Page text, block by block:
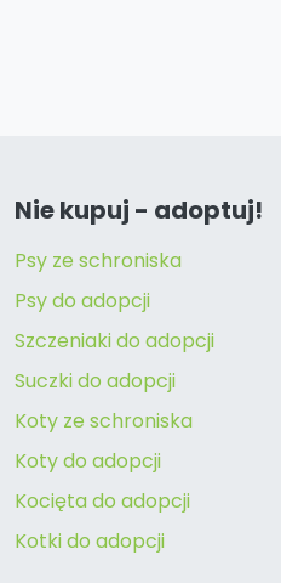
Nie kupuj - adoptuj!
Psy ze schroniska
Psy do adopcji
Szczeniaki do adopcji
Suczki do adopcji
Koty ze schroniska
Koty do adopcji
Kocięta do adopcji
Kotki do adopcji